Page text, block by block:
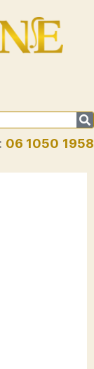
06 1050 1958